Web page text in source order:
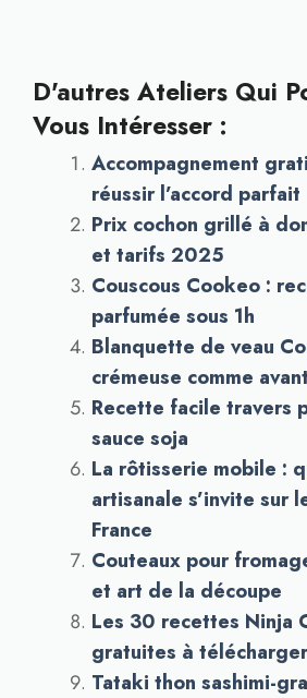
D'autres Ateliers Qui
Vous Intéresser :
Accompagnement
réussir l’accord parfait
Prix cochon grillé à
et tarifs 2025
Couscous Cookeo :
parfumée sous 1h
Blanquette de veau
crémeuse comme avant
Recette facile travers
sauce soja
La rôtisserie mobile :
artisanale s’invite sur
France
Couteaux pour
et art de la découpe
Les 30 recettes Ninja
gratuites à télécharger
Tataki thon sashimi-